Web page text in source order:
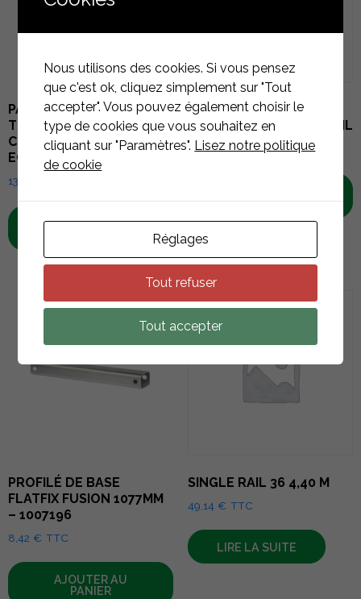
PANNEAU SOLAIRE 500W
TOPCON BI-VERRE DEMI-
CELLULE FULL BLACK
ECO GREEN ENERGY
134,55
AJOUTER AU
PINCE POUR JOINT
DEBOUT CF:X SINGLERAIL
9,59€ TTC
PANIER
PROFILÉ DE BASE
FLATFIX FUSION 1077MM
– 1007196
8,42 € TTC
AJOUTER AU
PANIER
SINGLE RAIL 36 4,40 M
49,14 € TTC
LIRE LA SUITE
Nous utilisons des cookies. Si vous pensez
que c'est ok, cliquez simplement sur "Tout
accepter". Vous pouvez également choisir le
type de cookies que vous souhaitez en
cliquant sur "Paramètres". Lisez notre politique
de cookie
Réglages
Tout refuser
Tout accepter